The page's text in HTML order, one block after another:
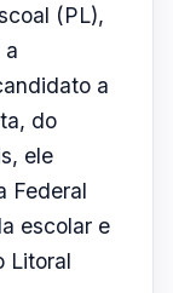
(PL),
a
a
do
ele
Federal
escolar e
Litoral